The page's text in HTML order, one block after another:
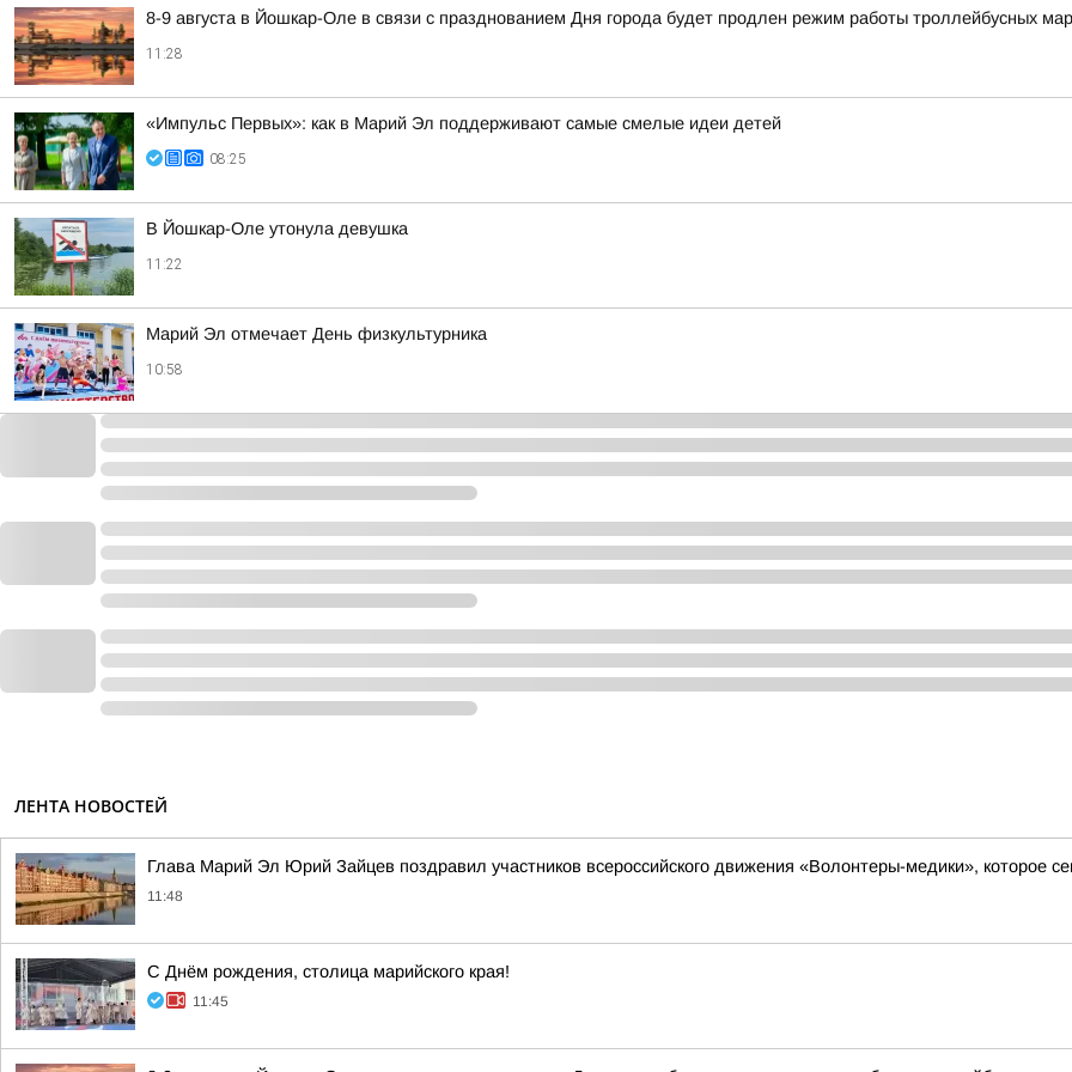
8-9 августа в Йошкар-Оле в связи с празднованием Дня города будет продлен режим работы троллейбусных
11:28
«Импульс Первых»: как в Марий Эл поддерживают самые смелые идеи детей
08:25
В Йошкар-Оле утонула девушка
11:22
Марий Эл отмечает День физкультурника
10:58
ЛЕНТА НОВОСТЕЙ
Глава Марий Эл Юрий Зайцев поздравил участников всероссийского движения «Волонтеры-медики», которое
11:48
С Днём рождения, столица марийского края!
11:45